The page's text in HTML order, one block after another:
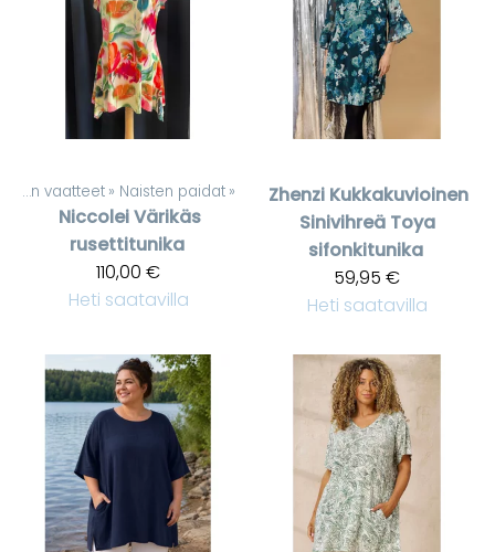
Naisten vaatteet ‪» Naisten paidat ‪»
NiccoleiVärikäs
rusettitunika
110,00 €
Heti saatavilla
Zhenzi Kukkakuvioinen
Sinivihreä Toya
sifonkitunika
59,95 €
Heti saatavilla